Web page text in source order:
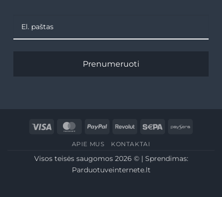
Prenumeruoti
Visa MasterCardPayPal Revolut Sepa Paysera
APIE MUS KONTAKTAI
Visos teisės saugomos 2026 © | Sprendimas:
Parduotuveinternete.lt